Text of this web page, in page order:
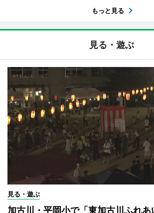
もっと見る
見る・遊ぶ
見る・遊ぶ
加古川・平岡小で「東加古川ふれ